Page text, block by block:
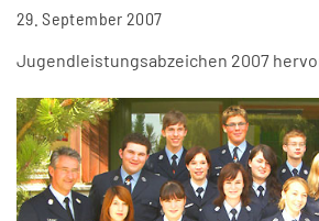
29. September 2007
Jugendleistungsabzeichen 2007